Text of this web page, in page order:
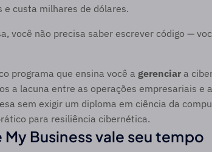
e custa milhares de dólares.
você não precisa saber escrever código —
programa que ensina você a gerenciar a
a lacuna entre as operações empresariais e
sem exigir um diploma em ciência da
para resiliência cibernética.
Business vale seu tempo